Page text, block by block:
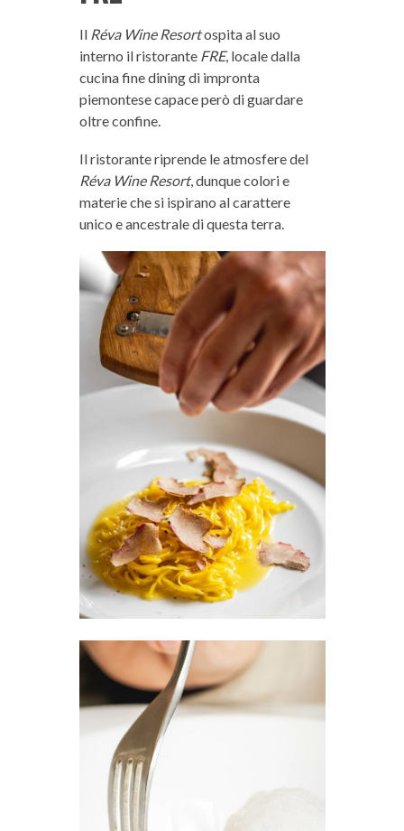
Il Réva Wine Resortospita al suo
interno il ristorante FRE, locale dalla
cucina fine dining di impronta
piemontese capace però di guardare
oltre confine.
Il ristorante riprende le atmosfere del
Réva Wine Resort, dunque colori e
materie che si ispirano al carattere
unico e ancestrale di questa terra.